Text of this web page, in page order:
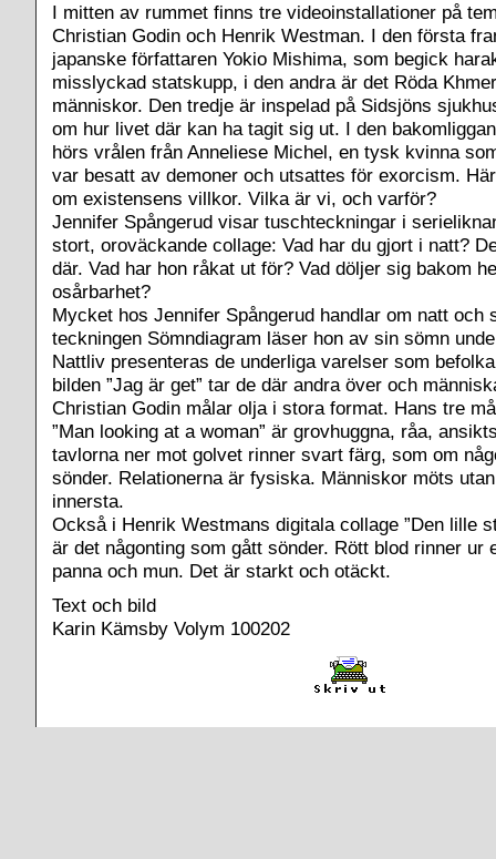
I mitten av rummet finns tre videoinstallationer på
Christian Godin och Henrik Westman. I den första
japanske författaren Yokio Mishima, som begick
misslyckad statskupp, i den andra är det Röda
människor. Den tredje är inspelad på Sidsjöns
om hur livet där kan ha tagit sig ut. I den
hörs vrålen från Anneliese Michel, en tysk kvinna
var besatt av demoner och utsattes för exorcism.
om existensens villkor. Vilka är vi, och varför?
Jennifer Spångerud visar tuschteckningar i
stort, oroväckande collage: Vad har du gjort i natt?
där. Vad har hon råkat ut för? Vad döljer sig bakom
osårbarhet?
Mycket hos Jennifer Spångerud handlar om natt och
teckningen Sömndiagram läser hon av sin sömn
Nattliv presenteras de underliga varelser som
bilden ”Jag är get” tar de där andra över och
Christian Godin målar olja i stora format. Hans tre
”Man looking at a woman” är grovhuggna, råa,
tavlorna ner mot golvet rinner svart färg, som om
sönder. Relationerna är fysiska. Människor möts
innersta.
Också i Henrik Westmans digitala collage ”Den lille
är det någonting som gått sönder. Rött blod rinner ur
panna och mun. Det är starkt och otäckt.
Text och bild
Karin Kämsby Volym 100202